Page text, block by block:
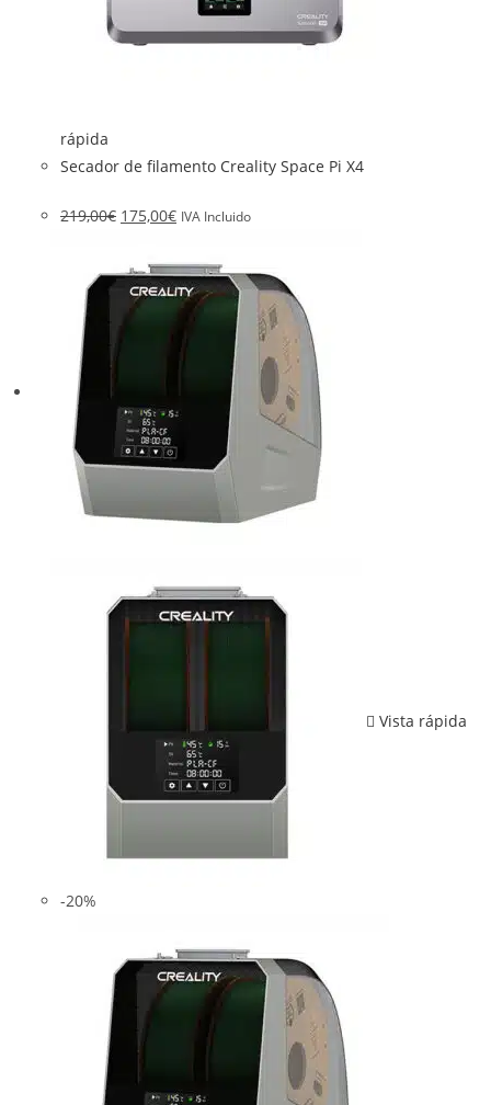
rápida
Secador de filamento Creality Space Pi X4
219,00€ 175,00€ IVA Incluido
Vista rápida
-20%